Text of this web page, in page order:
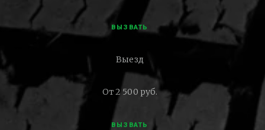
ВЫЗВАТЬ
Выезд
От 2 500 руб.
ВЫЗВАТЬ